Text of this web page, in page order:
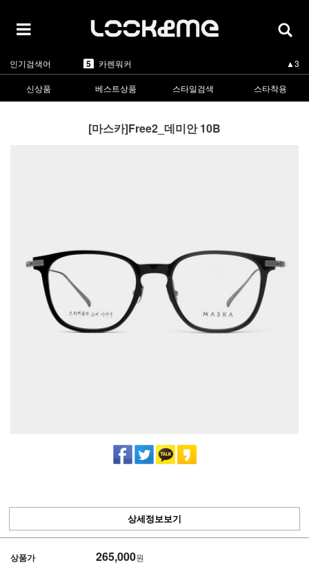
인기검색어 1 라피스센시블레 ▲3
2 마스카 ▲1
린드버그 ▼-2
4
1 라피스센시블레
신상품 베스트상품 스타일검색 스타착용
[마스카]Free2_데미안 10B
상세정보보기
상품가 265,000원